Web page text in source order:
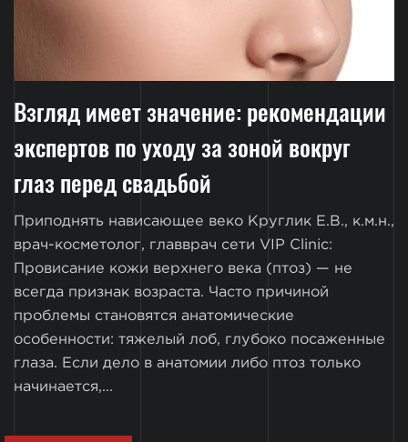
Взгляд имеет значение: рекомендации
экспертов по уходу за зоной вокруг
глаз перед свадьбой
Приподнять нависающее веко Круглик Е.В., к.м.н.,
врач-косметолог, главврач сети VIP Clinic:
Провисание кожи верхнего века (птоз) — не
всегда признак возраста. Часто причиной
проблемы становятся анатомические
особенности: тяжелый лоб, глубоко посаженные
глаза. Если дело в анатомии либо птоз только
начинается,...